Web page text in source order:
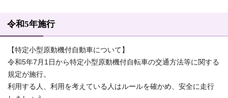
令和5年施行
【特定小型原動機付自動車について】
令和5年7月1日から特定小型原動機付自転車の交通方法等に関する
規定が施行。
利用する人、利用を考えている人はルールを確かめ、安全に走行